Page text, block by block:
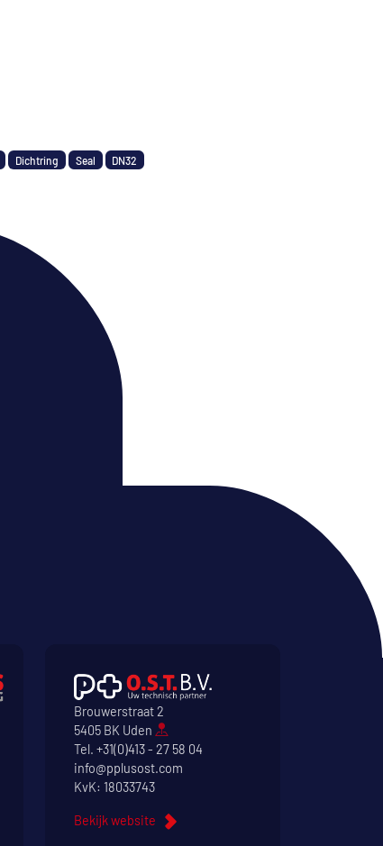
Dichtring Seal DN32
Brouwerstraat 2
5405 BK Uden
Tel. +31(0)413 - 27 58 04
info@pplusost.com
KvK: 18033743
Bekijk website